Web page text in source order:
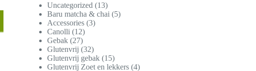
Uncategorized 1313
producten
Baru matcha & chai 55
Accessories 33
Canolli 1212
producten
Gebak 2727
producten
Glutenvrij 3232
producten
Glutenvrij gebak 1515
producten
Glutenvrij Zoet en lekkers 44